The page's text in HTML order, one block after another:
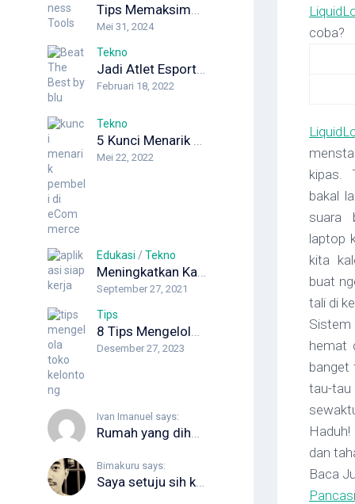
Tips Memaksimalkan Produktivitas dengan Manajemen Operasi Berbasis AI
Mei 31, 2024
Tekno
Jadi Atlet Esports Lewat Beat The Best by blu? Siapa Takut!
Februari 18, 2022
Tekno
5 Kunci Menarik Pembeli di eCommerce, Yuk Jualan Online!
Mei 22, 2022
Edukasi / Tekno
Meningkatkan Karier Cemerlang dengan Aplikasi Siap Kerja QuBisa
September 27, 2021
Tips
8 Tips Mengelola Toko Kelontong Agar Keuntungan Optimal
Desember 27, 2023
Ivan Imanuel says:
Rumah yang dihuni juga rentan diserang rayap min. Apalagi kalau kayunya...
Bimakuru says:
Saya setuju sih kalau RAM 16GB itu sekarang udah jadi “standar...
coba?
kipas.
bakal
suara
laptop
kita
buat
tali di
hemat
banget
tau-
dan
Baca